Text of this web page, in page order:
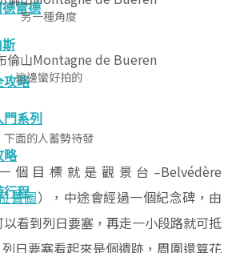
雷德
攻略
系列
略
行程
另一種角度
這邊蠻好拍的
下面的人蓄勢待發
個目標就是觀景台–Belvédère
置圖），中途會經過一個紀念碑，由
看到列日要塞，再走一小段路就可抵
日要塞看起來是個遺跡，周圍還算花